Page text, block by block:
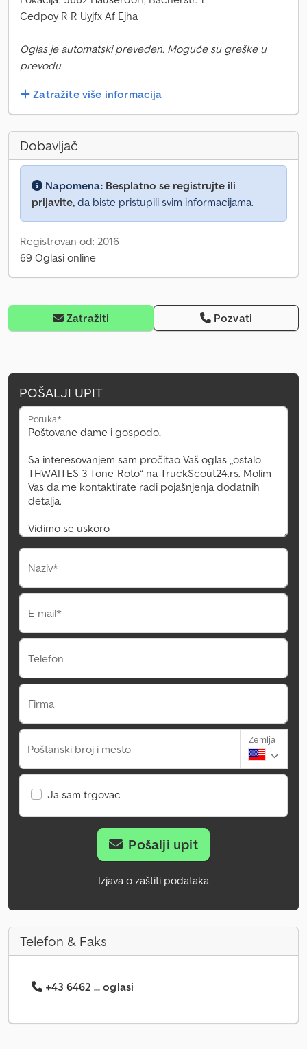
Cedpoy R R Uyjfx Af Ejha
Oglas je automatski preveden. Moguće su greške u
prevodu.
Zatražite više informacija
Dobavljač
Napomena: Besplatno se registrujte ili
prijavite, da biste pristupili svim informacijama.
Registrovan od: 2016
69 Oglasi online
Zatražiti Pozvati
POŠALJI UPIT
Poruka*
Naziv*
E-mail*
Telefon
Firma
Poštanski broj i mesto
Zemlja
Ja sam trgovac
Pošalji upit
Izjava o zaštiti podataka
Telefon & Faks
+43 6462 ... oglasi